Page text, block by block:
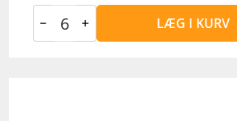
LÆG I KURV